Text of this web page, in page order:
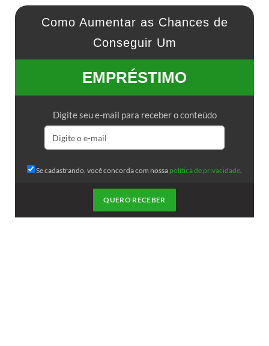
Como Aumentar as Chances de
Conseguir Um
EMPRÉSTIMO
Digite seu e-mail para receber o conteúdo
Se cadastrando, você concorda com nossa política de privacidade.
QUERO RECEBER